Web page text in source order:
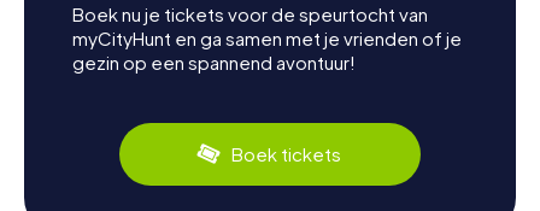
Boek nu je tickets voor de speurtocht van
myCityHunt en ga samen met je vrienden of je
gezin op een spannend avontuur!
Boek tickets